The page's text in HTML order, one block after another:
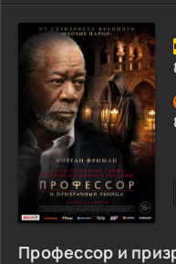
Сотрудник компании,
мину, его жизнь
разрядился. Молодой
него не приходится.
Профессор и